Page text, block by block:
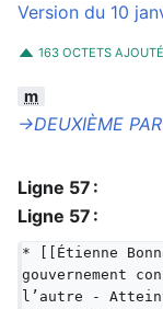
Version du 10
163 OCTETS
m
→‎DEUXIÈME
Ligne 57 :
Ligne 57 :
* [[Étienne
gouvernement
l’autre -